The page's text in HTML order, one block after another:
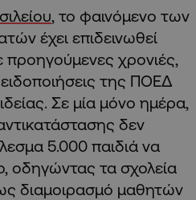
, το φαινόμενο των
έχει επιδεινωθεί
προηγούμενες χρονιές,
της ΠΟΕΔ
Σε μία μόνο ημέρα,
δεν
5.000 παιδιά να
οδηγώντας τα σχολεία
διαμοιρασμό μαθητών